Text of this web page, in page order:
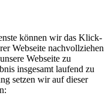
können wir das Klick-
Webseite nachvollziehen
Webseite zu
insgesamt laufend zu
setzen wir auf dieser